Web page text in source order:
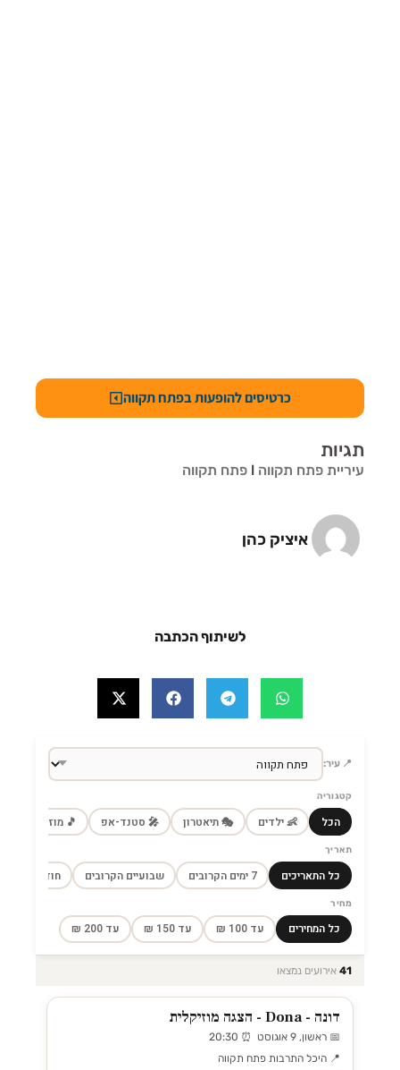
כרטיסים להופעות בפתח תקווה
תגיות
עיריית פתח תקווה פתח תקווה
איציק כהן
לשיתוף הכתבה
📍 עיר:
קטגוריה
הכל 👶 ילדים 🎭 תיאטרון 🎤 סטנד-אפ 🎵 מוזיקה
תאריך
כל התאריכים 7 ימים הקרובים שבועיים הקרובים חודש הקרוב
מחיר
כל המחירים עד 100 ₪ עד 150 ₪ עד 200 ₪
41 אירועים נמצאו
דונה - Dona - הצגה מוזיקלית
📅 ראשון, 9 אוגוסט ⏰ 20:30
📍 היכל התרבות פתח תקווה